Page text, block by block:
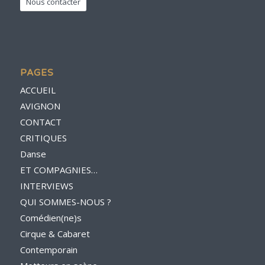
PAGES
ACCUEIL
AVIGNON
CONTACT
CRITIQUES
Danse
ET COMPAGNIES…
INTERVIEWS
QUI SOMMES-NOUS ?
Comédien(ne)s
Cirque & Cabaret
Contemporain